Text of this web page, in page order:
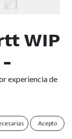
WIP
en punto
con texto en
experiencia de
Acepto